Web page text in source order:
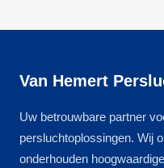
Van Hemert
Uw betrouwbare partner
persluchtoplossingen. Wij
onderhouden